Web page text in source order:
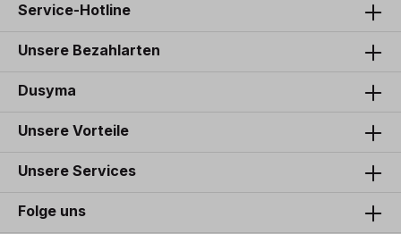
Service-Hotline
Unsere Bezahlarten
Dusyma
Unsere Vorteile
Unsere Services
Folge uns